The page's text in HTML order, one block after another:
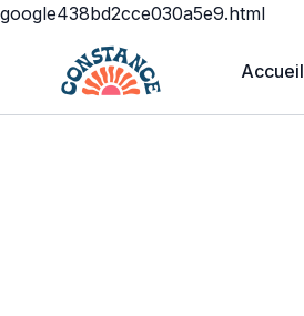
google438bd2cce030a5e9.html
Accueil